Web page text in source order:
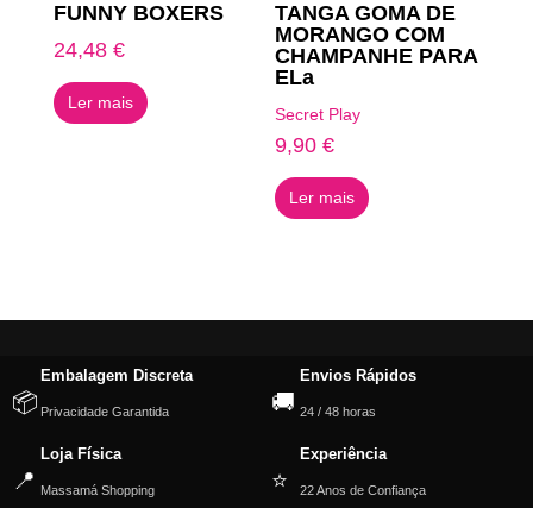
FUNNY BOXERS
24,48 €
Ler mais
TANGA GOMA DE
MORANGO COM
CHAMPANHE PARA
ELa
Secret Play
9,90€
Ler mais
📦
Embalagem Discreta
Privacidade Garantida 🚚
Envios Rápidos
24 / 48 horas
📍
Loja Física
Massamá Shopping ⭐
Experiência
22 Anos de Confiança